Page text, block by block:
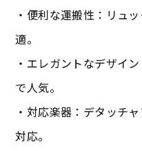
・便利な運搬性：リュ
適。
・エレガントなデザイ
で人気。
・対応楽器：デタッチ
対応。